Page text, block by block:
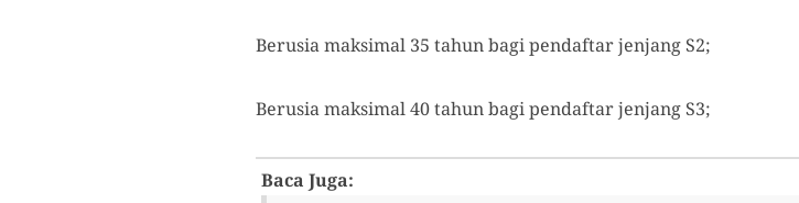
Berusia maksimal 35 tahun bagi pendaftar jenjang S2;
Berusia maksimal 40 tahun bagi pendaftar jenjang S3;
Baca Juga: